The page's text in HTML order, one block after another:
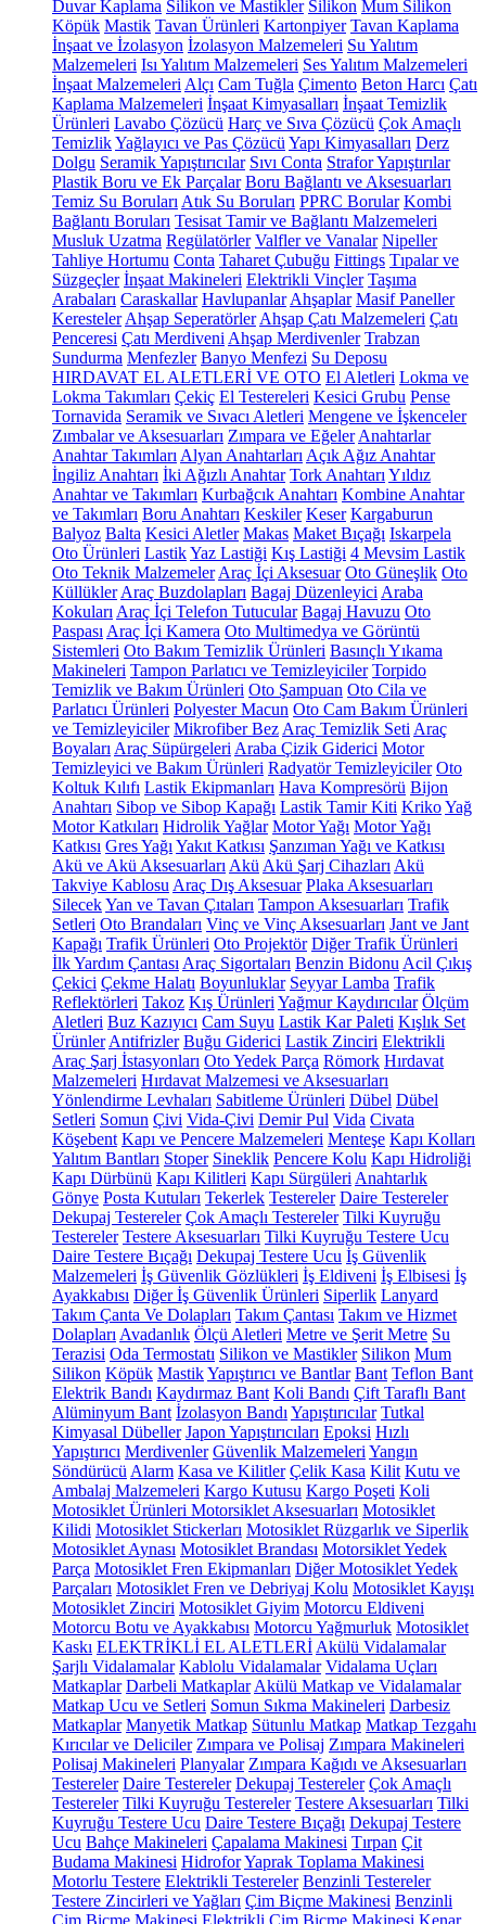
Duvar Kaplama Silikon ve Mastikler Silikon Mum Silikon
Köpük Mastik Tavan Ürünleri Kartonpiyer Tavan Kaplama
İnşaat ve İzolasyon İzolasyon Malzemeleri Su Yalıtım
Malzemeleri Isı Yalıtım Malzemeleri Ses Yalıtım Malzemeleri
İnşaat Malzemeleri Alçı Cam Tuğla Çimento Beton Harcı Çatı
Kaplama Malzemeleri İnşaat Kimyasalları İnşaat Temizlik
Ürünleri Lavabo Çözücü Harç ve Sıva Çözücü Çok Amaçlı
TemizlikYağlayıcı ve Pas Çözücü Yapı Kimyasalları Derz
Dolgu Seramik Yapıştırıcılar Sıvı Conta Strafor Yapıştırılar
Plastik Boru ve Ek Parçalar Boru Bağlantı ve Aksesuarları
Temiz Su Boruları Atık Su Boruları PPRC Borular Kombi
Bağlantı Boruları Tesisat Tamir ve Bağlantı Malzemeleri
Musluk Uzatma Regülatörler Valfler ve Vanalar Nipeller
Tahliye Hortumu Conta Taharet Çubuğu Fittings Tıpalar ve
Süzgeçler İnşaat Makineleri Elektrikli Vinçler Taşıma
Arabaları Caraskallar Havlupanlar Ahşaplar Masif Paneller
Keresteler Ahşap Seperatörler Ahşap Çatı Malzemeleri Çatı
Penceresi Çatı Merdiveni Ahşap Merdivenler Trabzan
Sundurma Menfezler Banyo Menfezi Su Deposu
HIRDAVAT EL ALETLERİ VE OTO El Aletleri Lokma ve
Lokma Takımları Çekiç El Testereleri Kesici Grubu Pense
Tornavida Seramik ve Sıvacı Aletleri Mengene ve İşkenceler
Zımbalar ve Aksesuarları Zımpara ve Eğeler Anahtarlar
Anahtar Takımları Alyan Anahtarları Açık Ağız Anahtar
İngiliz Anahtarı İki Ağızlı Anahtar Tork Anahtarı Yıldız
Anahtar ve Takımları Kurbağcık Anahtarı Kombine Anahtar
ve Takımları Boru Anahtarı Keskiler Keser Kargaburun
Balyoz Balta Kesici Aletler Makas Maket Bıçağı Iskarpela
Oto Ürünleri LastikYaz Lastiği Kış Lastiği 4 Mevsim Lastik
Oto Teknik Malzemeler Araç İçi Aksesuar Oto Güneşlik Oto
Küllükler Araç Buzdolapları Bagaj Düzenleyici Araba
Kokuları Araç İçi Telefon Tutucular Bagaj Havuzu Oto
Paspası Araç İçi Kamera Oto Multimedya ve Görüntü
Sistemleri Oto Bakım Temizlik Ürünleri Basınçlı Yıkama
Makineleri Tampon Parlatıcı ve Temizleyiciler Torpido
Temizlik ve Bakım Ürünleri Oto Şampuan Oto Cila ve
Parlatıcı Ürünleri Polyester Macun Oto Cam Bakım Ürünleri
ve Temizleyiciler Mikrofiber Bez Araç Temizlik Seti Araç
Boyaları Araç Süpürgeleri Araba Çizik Giderici Motor
Temizleyici ve Bakım Ürünleri Radyatör Temizleyiciler Oto
Koltuk Kılıfı Lastik Ekipmanları Hava Kompresörü Bijon
Anahtarı Sibop ve Sibop Kapağı Lastik Tamir Kiti KrikoYağ
Motor Katkıları Hidrolik Yağlar Motor Yağı Motor Yağı
Katkısı Gres Yağı Yakıt Katkısı Şanzıman Yağı ve Katkısı
Akü ve Akü Aksesuarları Akü Akü Şarj Cihazları Akü
Takviye Kablosu Araç Dış Aksesuar Plaka Aksesuarları
SilecekYan ve Tavan Çıtaları Tampon Aksesuarları Trafik
Setleri Oto Brandaları Vinç ve Vinç Aksesuarları Jant ve Jant
Kapağı Trafik Ürünleri Oto Projektör Diğer Trafik Ürünleri
İlk Yardım Çantası Araç Sigortaları Benzin Bidonu Acil Çıkış
Çekici Çekme Halatı Boyunluklar Seyyar Lamba Trafik
Reflektörleri Takoz Kış Ürünleri Yağmur Kaydırıcılar Ölçüm
Aletleri Buz Kazıyıcı Cam Suyu Lastik Kar Paleti Kışlık Set
Ürünler Antifrizler Buğu Giderici Lastik Zinciri Elektrikli
Araç Şarj İstasyonları Oto Yedek Parça Römork Hırdavat
Malzemeleri Hırdavat Malzemesi ve Aksesuarları
Yönlendirme Levhaları Sabitleme Ürünleri Dübel Dübel
Setleri Somun Çivi Vida-Çivi Demir Pul Vida Civata
Köşebent Kapı ve Pencere Malzemeleri Menteşe Kapı Kolları
Yalıtım Bantları Stoper Sineklik Pencere Kolu Kapı Hidroliği
Kapı Dürbünü Kapı Kilitleri Kapı Sürgüleri Anahtarlık
Gönye Posta Kutuları Tekerlek Testereler Daire Testereler
Dekupaj Testereler Çok Amaçlı Testereler Tilki Kuyruğu
Testereler Testere Aksesuarları Tilki Kuyruğu Testere Ucu
Daire Testere Bıçağı Dekupaj Testere Ucu İş Güvenlik
Malzemeleri İş Güvenlik Gözlükleri İş Eldiveni İş Elbisesi İş
Ayakkabısı Diğer İş Güvenlik Ürünleri Siperlik Lanyard
Takım Çanta Ve Dolapları Takım Çantası Takım ve Hizmet
Dolapları Avadanlık Ölçü Aletleri Metre ve Şerit Metre Su
Terazisi Oda Termostatı Silikon ve Mastikler Silikon Mum
Silikon Köpük MastikYapıştırıcı ve Bantlar Bant Teflon Bant
Elektrik Bandı Kaydırmaz Bant Koli Bandı Çift Taraflı Bant
Alüminyum Bant İzolasyon Bandı Yapıştırıcılar Tutkal
Kimyasal Dübeller Japon Yapıştırıcıları Epoksi Hızlı
Yapıştırıcı Merdivenler Güvenlik Malzemeleri Yangın
Söndürücü Alarm Kasa ve Kilitler Çelik Kasa Kilit Kutu ve
Ambalaj Malzemeleri Kargo Kutusu Kargo Poşeti Koli
Motosiklet Ürünleri Motorsiklet Aksesuarları Motosiklet
Kilidi Motosiklet Stickerları Motosiklet Rüzgarlık ve Siperlik
Motosiklet Aynası Motosiklet Brandası Motorsiklet Yedek
Parça Motosiklet Fren Ekipmanları Diğer Motosiklet Yedek
Parçaları Motosiklet Fren ve Debriyaj Kolu Motosiklet Kayışı
Motosiklet Zinciri Motosiklet Giyim Motorcu Eldiveni
Motorcu Botu ve Ayakkabısı Motorcu Yağmurluk Motosiklet
Kaskı ELEKTRİKLİ EL ALETLERİ Akülü Vidalamalar
Şarjlı Vidalamalar Kablolu Vidalamalar Vidalama Uçları
Matkaplar Darbeli Matkaplar Akülü Matkap ve Vidalamalar
Matkap Ucu ve Setleri Somun Sıkma Makineleri Darbesiz
Matkaplar Manyetik Matkap Sütunlu Matkap Matkap Tezgahı
Kırıcılar ve Deliciler Zımpara ve Polisaj Zımpara Makineleri
Polisaj Makineleri Planyalar Zımpara Kağıdı ve Aksesuarları
Testereler Daire Testereler Dekupaj Testereler Çok Amaçlı
Testereler Tilki Kuyruğu Testereler Testere Aksesuarları Tilki
Kuyruğu Testere Ucu Daire Testere Bıçağı Dekupaj Testere
Ucu Bahçe Makineleri Çapalama Makinesi Tırpan Çit
Budama Makinesi HidroforYaprak Toplama Makinesi
Motorlu Testere Elektrikli Testereler Benzinli Testereler
Testere Zincirleri ve Yağları Çim Biçme Makinesi Benzinli
Çim Biçme Makinesi Elektrikli Çim Biçme Makinesi Kenar